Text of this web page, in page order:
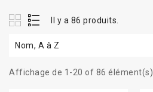
Il y a 86 produits.
Nom, A à Z
Affichage de 1-20 of 86 élément(s)